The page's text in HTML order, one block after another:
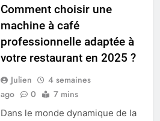
Comment choisir une
machine à café
professionnelle adaptée à
votre restaurant en 2025 ?
Julien
4 semaines
ago
0 7 mins
Dans le monde dynamique de la